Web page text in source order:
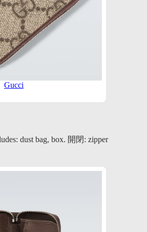
Gucci
dust bag, box. 開閉: zipper